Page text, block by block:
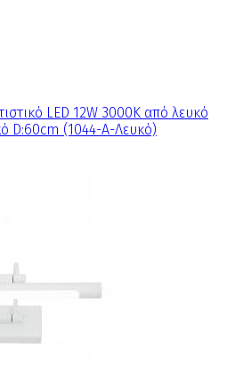
LED 12W 3000K από λευκό
D:60cm (1044-Α-Λευκό)